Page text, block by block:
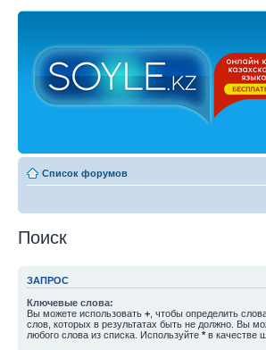
Список форумов
Поиск
ЗАПРОС
Ключевые слова:
Вы можете использовать + , чтобы определить
слов, которых в результатах быть не должно. Вы
любого слова из списка. Используйте * в качестве